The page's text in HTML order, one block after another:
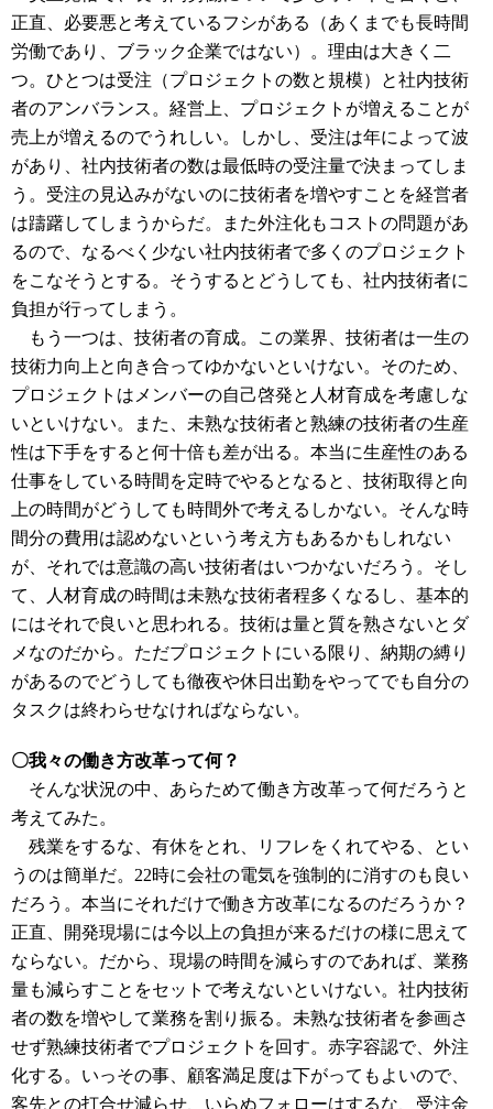
正直、必要悪と考えているフシがある（あくまでも長時間
労働であり、ブラック企業ではない）。理由は大きく二
つ。ひとつは受注（プロジェクトの数と規模）と社内技術
者のアンバランス。経営上、プロジェクトが増えることが
売上が増えるのでうれしい。しかし、受注は年によって波
があり、社内技術者の数は最低時の受注量で決まってしま
う。受注の見込みがないのに技術者を増やすことを経営者
は躊躇してしまうからだ。また外注化もコストの問題があ
るので、なるべく少ない社内技術者で多くのプロジェクト
をこなそうとする。そうするとどうしても、社内技術者に
負担が行ってしまう。
もう一つは、技術者の育成。この業界、技術者は一生の
技術力向上と向き合ってゆかないといけない。そのため、
プロジェクトはメンバーの自己啓発と人材育成を考慮しな
いといけない。また、未熟な技術者と熟練の技術者の生産
性は下手をすると何十倍も差が出る。本当に生産性のある
仕事をしている時間を定時でやるとなると、技術取得と向
上の時間がどうしても時間外で考えるしかない。そんな時
間分の費用は認めないという考え方もあるかもしれない
が、それでは意識の高い技術者はいつかないだろう。そし
て、人材育成の時間は未熟な技術者程多くなるし、基本的
にはそれで良いと思われる。技術は量と質を熟さないとダ
メなのだから。ただプロジェクトにいる限り、納期の縛り
があるのでどうしても徹夜や休日出勤をやってでも自分の
タスクは終わらせなければならない。
〇我々の働き方改革って何？
そんな状況の中、あらためて働き方改革って何だろうと
考えてみた。
残業をするな、有休をとれ、リフレをくれてやる、とい
うのは簡単だ。22時に会社の電気を強制的に消すのも良い
だろう。本当にそれだけで働き方改革になるのだろうか？
正直、開発現場には今以上の負担が来るだけの様に思えて
ならない。だから、現場の時間を減らすのであれば、業務
量も減らすことをセットで考えないといけない。社内技術
者の数を増やして業務を割り振る。未熟な技術者を参画さ
せず熟練技術者でプロジェクトを回す。赤字容認で、外注
化する。いっその事、顧客満足度は下がってもよいので、
客先との打合せ減らせ、いらぬフォローはするな、受注金